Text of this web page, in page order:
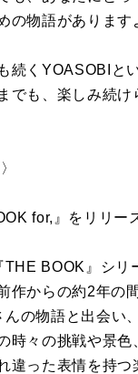
の物語があります
続くYOASOBIと
でも、楽しみ続け
for,』をリリー
THE BOOK』シリ
作からの約2年の
の物語と出会い
時々の挑戦や景色
違った表情を持つ